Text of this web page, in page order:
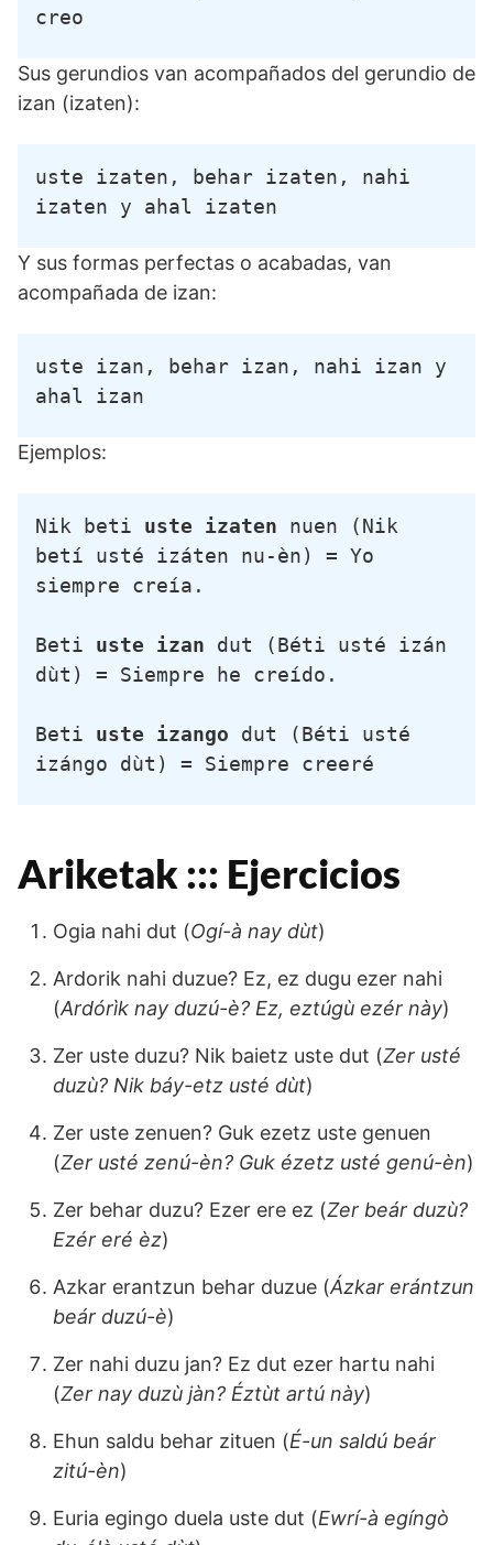
creo
Sus gerundios van acompañados del gerundio de
izan (izaten):
uste izaten, behar izaten, nahi
izaten y ahal izaten
Y sus formas perfectas o acabadas, van
acompañada de izan:
uste izan, behar izan, nahi izan y
ahal izan
Ejemplos:
Nik beti uste izaten nuen (Nik
betí usté izáten nu-èn) = Yo
siempre creía.
Beti uste izan dut (Béti usté izán
dùt) = Siempre he creído.
Beti uste izango dut (Béti usté
izángo dùt) = Siempre creeré
Ariketak ::: Ejercicios
Ogia nahi dut (Ogí-à nay dùt)
Ardorik nahi duzue? Ez, ez dugu ezer nahi
(Ardórìk nay duzú-è? Ez, eztúgù ezér này)
Zer uste duzu? Nik baietz uste dut (Zer usté
duzù? Nik báy-etz usté dùt)
Zer uste zenuen? Guk ezetz uste genuen
(Zer usté zenú-èn? Guk ézetz usté genú-èn)
Zer behar duzu? Ezer ere ez (Zer beár duzù?
Ezér eré èz)
Azkar erantzun behar duzue (Ázkar erántzun
beár duzú-è)
Zer nahi duzu jan? Ez dut ezer hartu nahi
(Zer nay duzù jàn? Éztùt artú này)
Ehun saldu behar zituen (É-un saldú beár
zitú-èn)
Euria egingo duela uste dut (Ewrí-à egíngò